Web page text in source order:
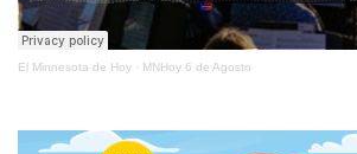
El Minnesota de Hoy · MNHoy 6 de Agosto